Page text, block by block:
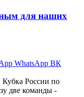
для наших
WhatsApp ВК
России по
две команды -